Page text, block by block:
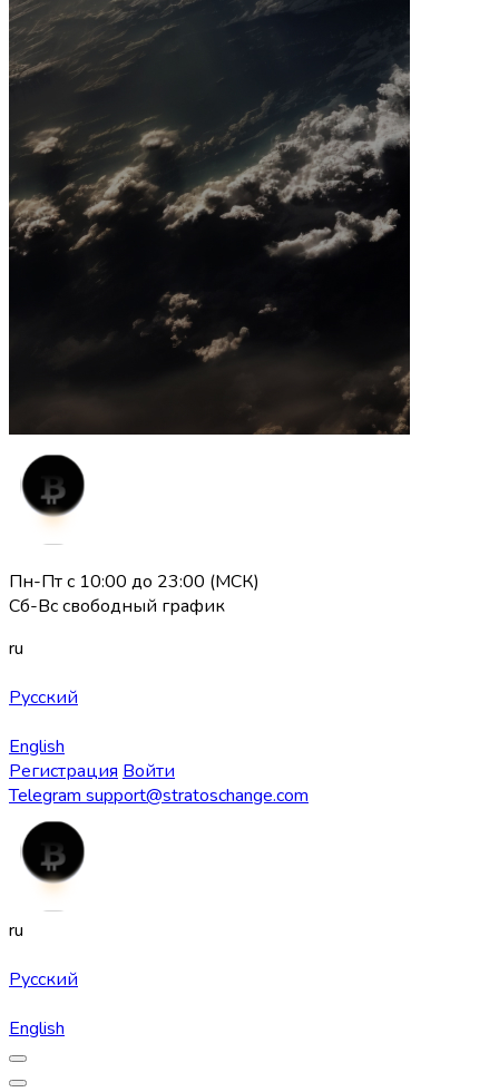
Пн-Пт с 10:00 до 23:00 (МСК)
Сб-Вс свободный график
ru
Русский
English
Регистрация Войти
Telegram support@stratoschange.com
ru
Русский
English